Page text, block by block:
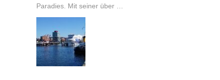
Paradies. Mit seiner über …